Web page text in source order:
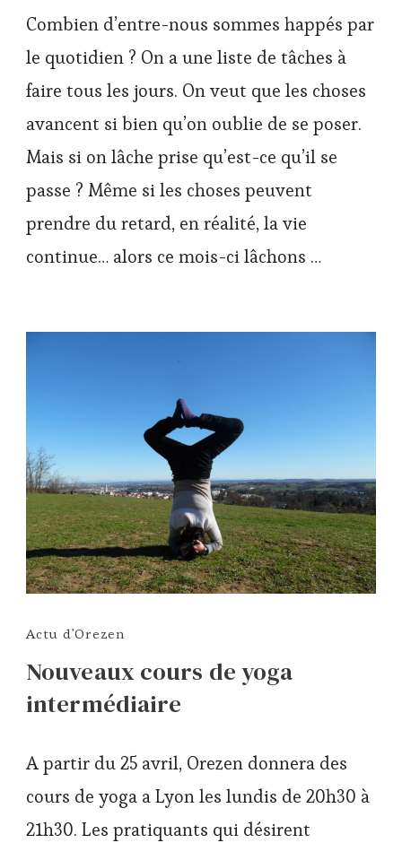
Combien d’entre-nous sommes happés par
le quotidien ? On a une liste de tâches à
faire tous les jours. On veut que les choses
avancent si bien qu’on oublie de se poser.
Mais si on lâche prise qu’est-ce qu’il se
passe ? Même si les choses peuvent
prendre du retard, en réalité, la vie
continue… alors ce mois-ci lâchons …
Actu d'Orezen
Nouveaux cours de yoga
intermédiaire
A partir du 25 avril, Orezen donnera des
cours de yoga a Lyon les lundis de 20h30 à
21h30. Les pratiquants qui désirent